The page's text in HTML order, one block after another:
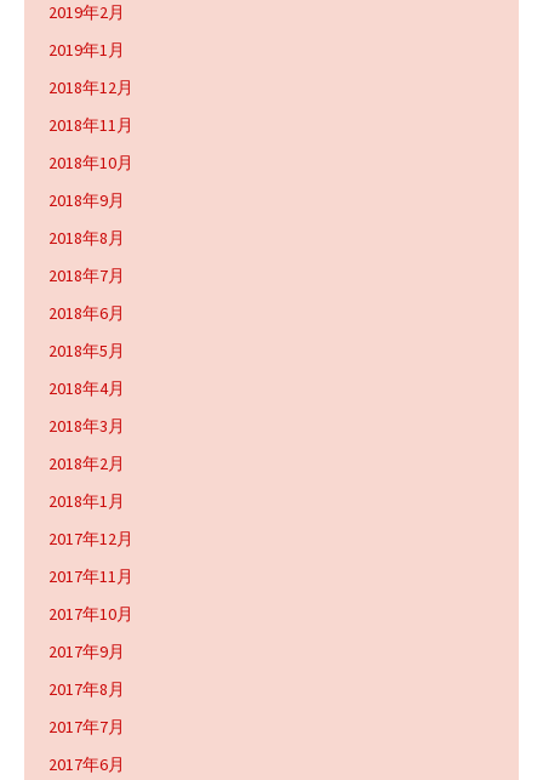
2019年2月
2019年1月
2018年12月
2018年11月
2018年10月
2018年9月
2018年8月
2018年7月
2018年6月
2018年5月
2018年4月
2018年3月
2018年2月
2018年1月
2017年12月
2017年11月
2017年10月
2017年9月
2017年8月
2017年7月
2017年6月